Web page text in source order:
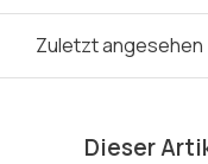
Zuletzt angesehen
Dieser